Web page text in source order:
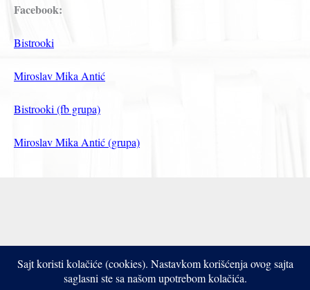
Facebook:
Bistrooki
Miroslav Mika Antić
Bistrooki (fb grupa)
Miroslav Mika Antić (grupa)
Copyright © 2017- 2026 Bistrooki
Sajt koristi kolačiće (cookies). Nastavkom korišćenja ovog sajta
saglasni ste sa našom upotrebom kolačića.